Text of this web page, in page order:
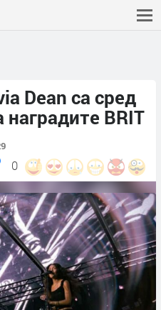
Dean са сред
BRIT
0